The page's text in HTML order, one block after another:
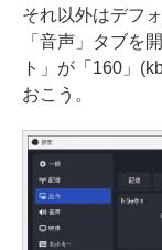
それ以外はデフ
「音声」タブを
ト」が「160」
おこう。